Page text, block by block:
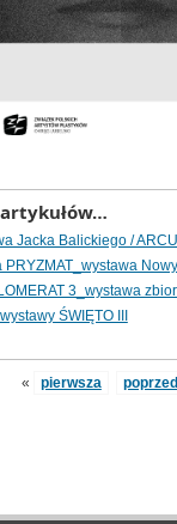
Jacka Balickiego /
PRYZMAT_wystawa
3_wystawa
ŚWIĘTO III
« pierwsza